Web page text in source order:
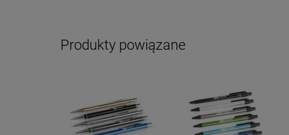
Produkty powiązane